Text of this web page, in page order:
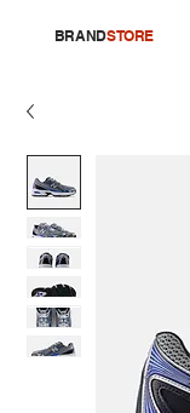
BRANDSTORE